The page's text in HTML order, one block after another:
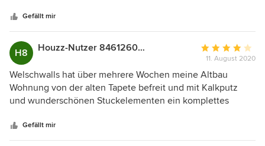
Leben. Im Grunde ist das ein kleines Kunstwerk. Der
Farbton ist ein natürlicher, ursprünglicher Lehmton. Das
von Welschwalls empfohlene Finish schützt die Wand und
verstärkte die Wirkung nochmals. Neben der schönen Optik
hat die Lehmwand einen positiven Effekt auf das
Raumklima. Herr Welsch und seine Mitarbeiterin arbeiten
Hand in Hand und versprühen ein angenehmes
Arbeitsklima. Ich habe seine Beratung und direkte
Ansprache sehr geschätzt.
Gefällt mir
H8 Houzz-Nutzer 846126038
Bewertung:
4
von
5
11. August 2020
Welschwalls hat über mehrere Wochen meine Altbau
Wohnung von der alten Tapete befreit und mit Kalkputz
und wunderschönen Stuckelementen ein komplettes
Mitarbeiterin haben hochprofessionell gearbeitet und für
jedes Problem eine Lösung gefunden. In folgenden Räume
Gefällt mir